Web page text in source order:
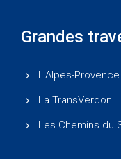
Grandes
L'Alpes-Provence
La TransVerdon
Les Chemins du